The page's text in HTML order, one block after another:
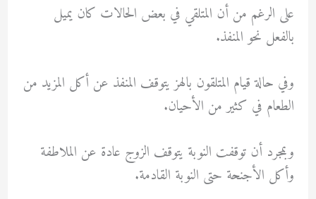
على الرغم من أن المتلقي في بعض الحالات كان يميل
بالفعل نحو المنفذ.
وفي حالة قيام المتلقون بالهز يتوقف المنفذ عن أكل المزيد من
الطعام في كثير من الأحيان.
وبمجرد أن توقفت النوبة يتوقف الزوج عادة عن الملاطفة
وأكل الأجنحة حتى النوبة القادمة.